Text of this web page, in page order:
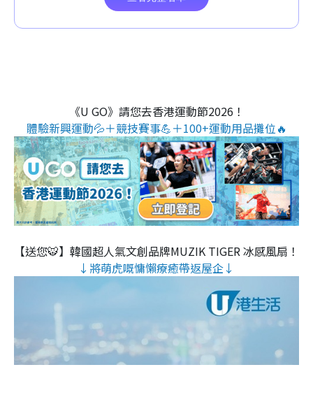
《U GO》請您去香港運動節2026！
體驗新興運動💦＋競技賽事💪＋100+運動用品攤位🔥
【送您🐯】韓國超人氣文創品牌MUZIK TIGER 冰感風扇！
↓將萌虎嘅慵懶療癒帶返屋企↓